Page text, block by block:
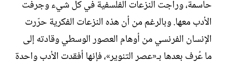
حاسمة، وراجت النزعات الفلسفية في كل شيء وجرفت
الأدب معها. وبالرغم من أن هذه النزعات الفكرية حرّرت
الإنسان الفرنسي من أوهام العصور الوسطي وقادته إلى
ما عُرف بعدها بـ«عصر التنوير»، فإنها أفقدت الأدب واحدة